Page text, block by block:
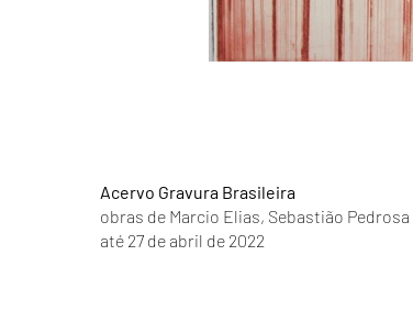
Acervo Gravura Brasileira
obras de Marcio Elias, Sebastião
até 27 de abril de 2022